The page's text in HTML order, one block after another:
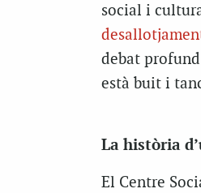
social i
debat
està buit i
La història
El Centre